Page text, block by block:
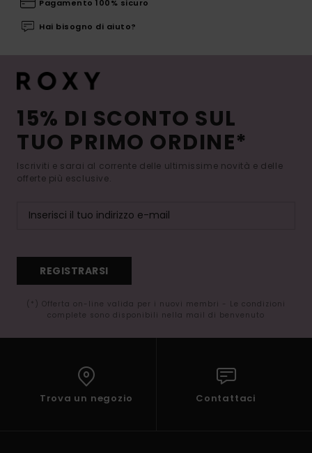
Pagamento 100% sicuro
Hai bisogno di aiuto?
15% DI SCONTO SUL
TUO PRIMO ORDINE*
Iscriviti e sarai al corrente delle ultimissime novità e delle
offerte più esclusive.
REGISTRARSI
(*) Offerta on-line valida per i nuovi membri - Le condizioni
complete sono disponibili nella mail di benvenuto
Trova un negozio Contattaci